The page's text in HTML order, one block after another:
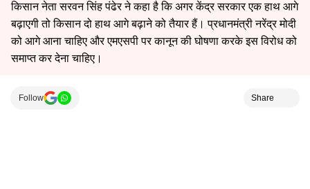
किसान नेता सरवन सिंह पंढेर ने कहा है कि अगर केंद्र सरकार एक हाथ आगे
बढ़ाएगी तो किसान दो हाथ आगे बढ़ाने को तैयार हैं। प्रधानमंत्री नरेंद्र मोदी
को आगे आना चाहिए और एमएसपी पर कानून की घोषणा करके इस विरोध को
समाप्त कर देना चाहिए।
Follow Share